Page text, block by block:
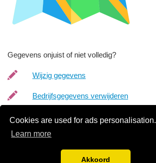
Cookies are used for ads personalisation.
Learn more
Akkoord
Gegevens onjuist of niet volledig?
Wijzig gegevens
Bedrijfsgegevens verwijderen
Links